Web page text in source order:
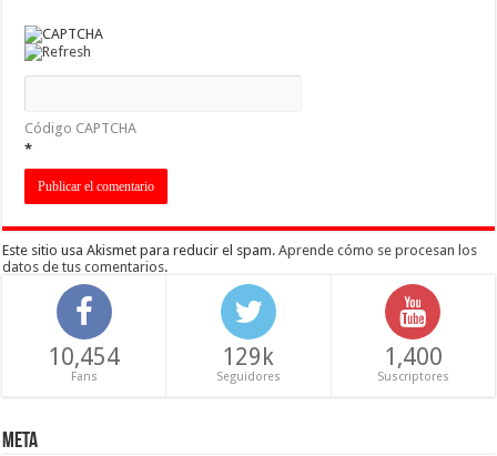
Código CAPTCHA
*
Este sitio usa Akismet para reducir el spam.Aprende cómo se procesan los
datos de tus comentarios.
10,454
Fans
129k
Seguidores
1,400
Suscriptores
Meta